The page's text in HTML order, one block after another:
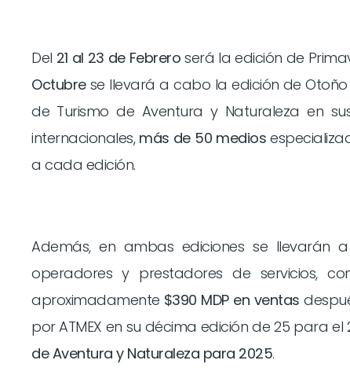
Del 21 al 23 de Febrero será la edición de
Octubrese llevará a cabo la edición de Otoño
de Turismo de Aventura y Naturaleza en
internacionales, más de 50 medios
a cada edición.
Además, en ambas ediciones se llevarán
operadores y prestadores de servicios,
aproximadamente $390 MDP en ventas
por ATMEX en su décima edición de 25 para el
de Aventura y Naturaleza para 2025.